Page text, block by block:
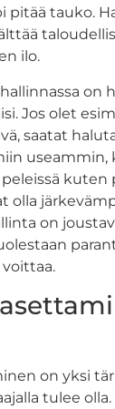
pitää tauko.
ilo.
on
Jos olet
saatat
useammin,
kuten
olla
on
on yksi
tulee